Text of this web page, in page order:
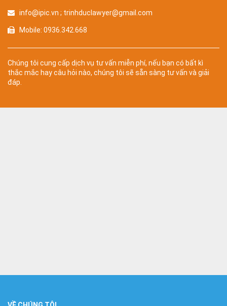
info@ipic.vn ; trinhduclawyer@gmail.com
Mobile: 0936.342.668
Chúng tôi cung cấp dịch vụ tư vấn miễn phí, nếu bạn có bất kì
thắc mắc hay câu hỏi nào, chúng tôi sẽ sẵn sàng tư vấn và giải
đáp.